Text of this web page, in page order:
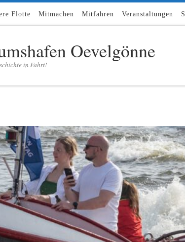
Flotte Mitmachen Mitfahren Veranstaltungen
Oevelgönne
in Fahrt!